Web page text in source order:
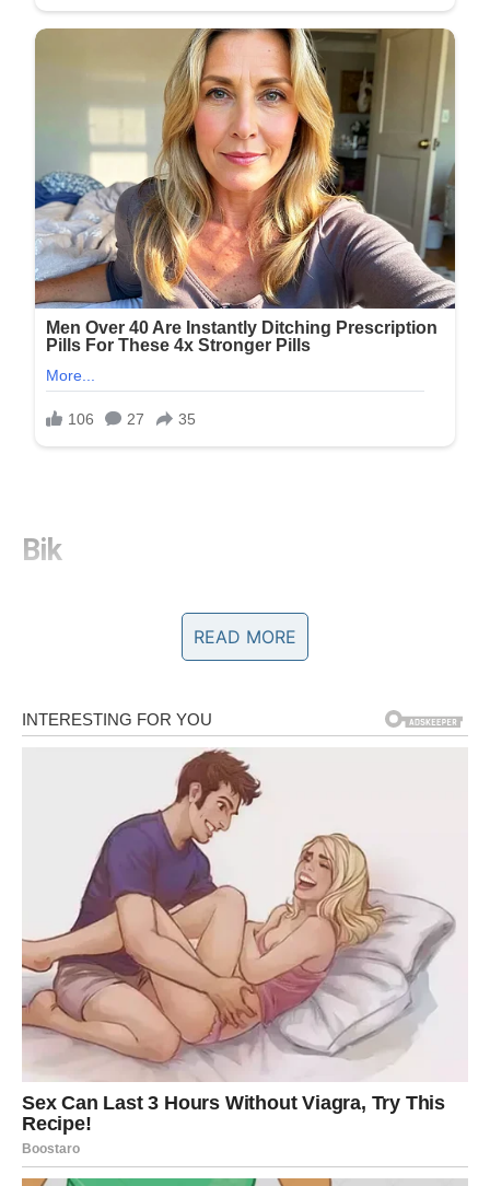
Bik
stabilnosti. Nakon perioda brige i razmišljanja, Bik može
konačno osetiti da se neke stvari polako rešavaju.
Moguće je i prijatno iznenađenje u komunikaciji sa
bliskom osobom. Razgovor koji će se dogoditi može
doneti osećaj olakšanja i razumevanja.
Blizanci
Blizanci će biti veoma komunikativni i puni ideja. Sredina
sedmice može doneti nove kontakte, zanimljive
razgovore ili čak priliku za novo poznanstvo.
Ovo je dobar trenutak za planiranje, razmenu ideja i
donošenje odluka koje mogu doneti pozitivne promene u
narednom periodu.
Rak
READ MORE